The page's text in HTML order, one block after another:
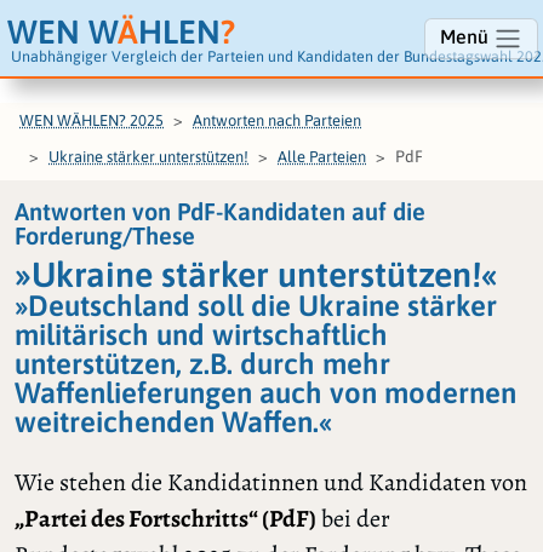
WEN WÄHLEN?
Unabhängiger Vergleich der Parteien und Kandidaten der Bundestagswahl
Menü
WEN WÄHLEN? 2025 Antworten nach Parteien
Ukraine stärker unterstützen! Alle Parteien PdF
Antworten von PdF-Kandidaten auf die
Forderung/These
»Ukraine stärker unterstützen!«
»Deutschland soll die Ukraine stärker
militärisch und wirtschaftlich
unterstützen, z.B. durch mehr
Waffenlieferungen auch von modernen
weitreichenden Waffen.«
Wie stehen die Kandidatinnen und Kandidaten von
„Partei des Fortschritts“ (PdF)bei der